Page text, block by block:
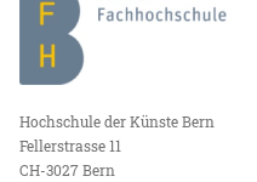
Hochschule der Künste Bern
Fellerstrasse 11
CH-3027 Bern